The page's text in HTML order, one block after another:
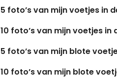
5 foto’s van mijn voetjes in
10 foto’s van mijn voetjes in
5 foto’s van mijn blote
10 foto’s van mijn blote